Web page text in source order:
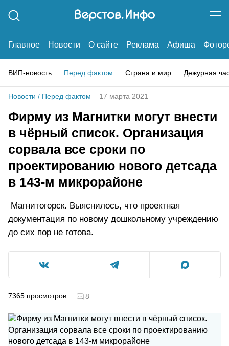
Главное Новости О сайте Реклама Афиша
ВИП-новость Перед фактом Страна и мир Дежурная
Новости / Перед фактом 17 марта 2021
Фирму из Магнитки могут внести
в чёрный список. Организация
сорвала все сроки по
проектированию нового детсада
в 143-м микрорайоне
Магнитогорск. Выяснилось, что проектная
документация по новому дошкольному учреждению
до сих пор не готова.
7365 просмотров 8